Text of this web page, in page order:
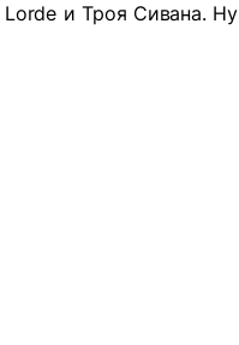
и Троя Сивана. Ну